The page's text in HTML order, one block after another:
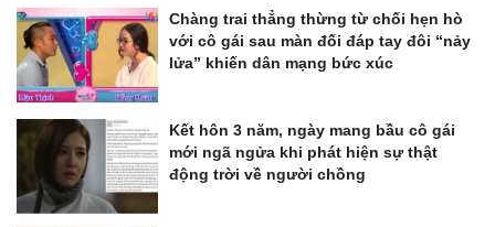
Chàng trai thẳng thừng từ chối hẹn hò
với cô gái sau màn đối đáp tay đôi “nảy
lửa” khiến dân mạng bức xúc
Kết hôn 3 năm, ngày mang bầu cô gái
mới ngã ngửa khi phát hiện sự thật
động trời về người chồng